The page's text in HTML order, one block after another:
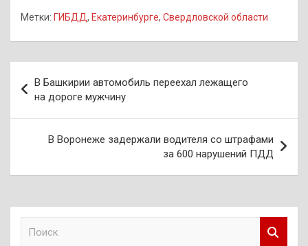
Метки: ГИБДД , Екатеринбурге, Свердловской области
по
записям
В Башкирии автомобиль переехал лежащего
на дороге мужчину
В Воронеже задержали водителя со штрафами
за 600 нарушений ПДД